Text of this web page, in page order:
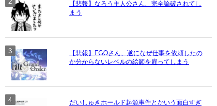
【悲報】なろう主人公さん、完全論破されてし
まう
【悲報】FGOさん、遂になぜ仕事を依頼したの
か分からないレベルの絵師を雇ってしまう
だいしゅきホールド起源事件とかいう面白すぎ